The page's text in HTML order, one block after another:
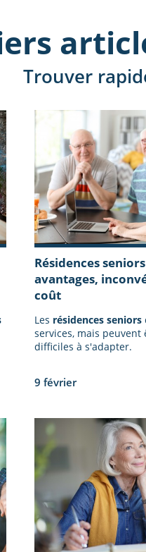
Trouver
Résidences
avantages,
coût
Les résidences seniors
services, mais peuvent
difficiles à s'adapter.
9 février